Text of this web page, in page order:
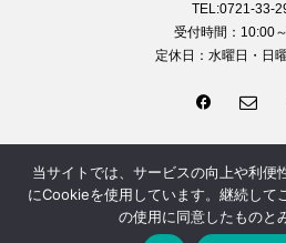
TEL:0721-33-
受付時間：10:00
定休日：水曜日・日
© 2011 ショウエイフ
当サイトでは、サービスの向上や利便
にCookieを使用しています。継続して
の使用に同意したものと